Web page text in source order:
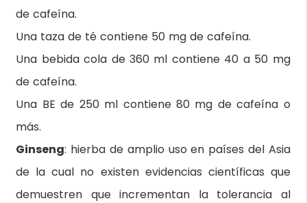
de cafeína.
Una taza de té contiene 50 mg de cafeína.
Una bebida cola de 360 ml contiene 40 a 50 mg
de cafeína.
Una BE de 250 ml contiene 80 mg de cafeína o
más.
Ginseng: hierba de amplio uso en países del Asia
de la cual no existen evidencias científicas que
demuestren que incrementan la tolerancia al